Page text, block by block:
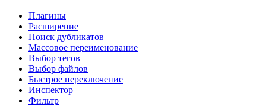
Плагины
Расширение
Поиск дубликатов
Массовое переименование
Выбор тегов
Выбор файлов
Быстрое переключение
Инспектор
Фильтр